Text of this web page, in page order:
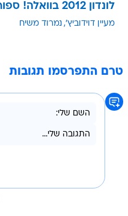
לונדון 2012 בוואלה! ספורט
מעיין דוידוביץ' נמרוד משיח
טרם התפרסמו תגובות